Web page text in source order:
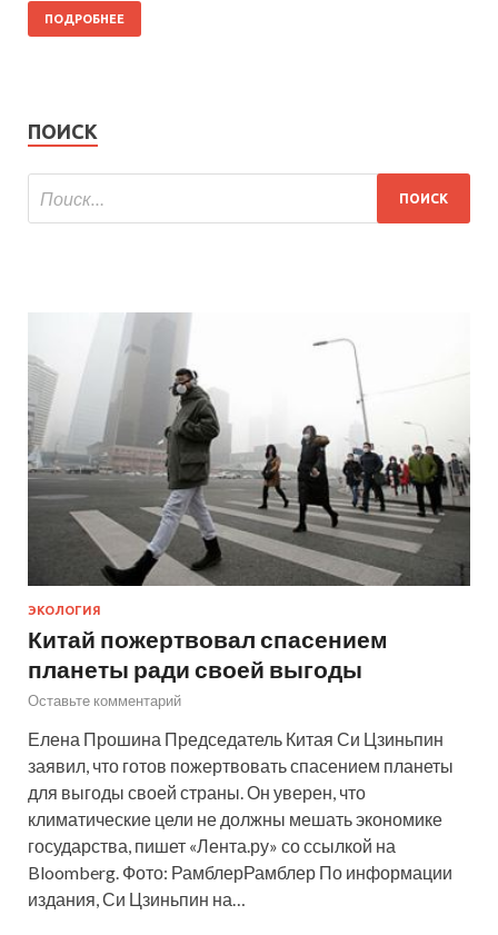
ПОДРОБНЕЕ
ПОИСК
ЭКОЛОГИЯ
Китай пожертвовал спасением
планеты ради своей выгоды
Оставьте комментарий
Елена Прошина Председатель Китая Си Цзиньпин
заявил, что готов пожертвовать спасением планеты
для выгоды своей страны. Он уверен, что
климатические цели не должны мешать экономике
государства, пишет «Лента.ру» со ссылкой на
Bloomberg. Фото: РамблерРамблер По информации
издания, Си Цзиньпин на…